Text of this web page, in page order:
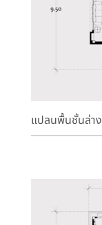
แปลนพื้นชั้นล่าง